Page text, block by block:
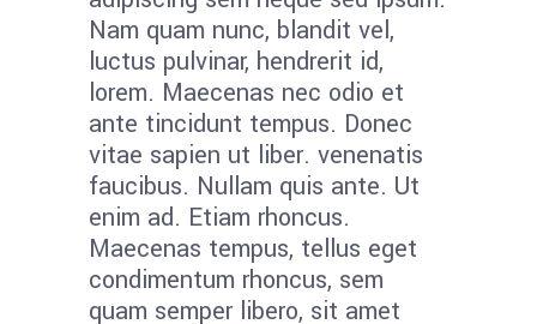
Nam quam nunc, blandit vel,
luctus pulvinar, hendrerit id,
lorem. Maecenas nec odio et
ante tincidunt tempus. Donec
vitae sapien ut liber. venenatis
faucibus. Nullam quis ante. Ut
enim ad. Etiam rhoncus.
Maecenas tempus, tellus eget
condimentum rhoncus, sem
quam semper libero, sit amet